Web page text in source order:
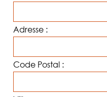
CONTACT
Adresse :
Code Postal :